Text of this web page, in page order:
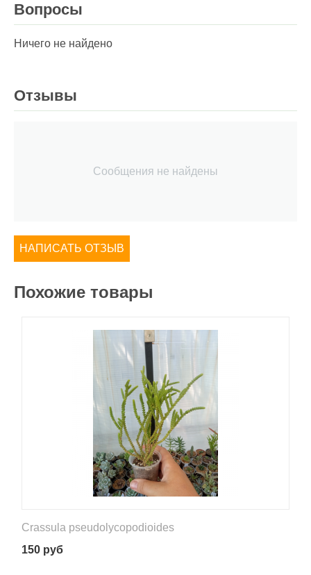
Вопросы
Ничего не найдено
Отзывы
Сообщения не найдены
НАПИСАТЬ ОТЗЫВ
Похожие товары
Crassula pseudolycopodioides
150 руб